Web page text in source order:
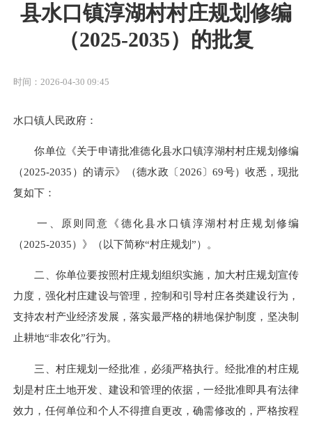
县水口镇淳湖村村庄规划修编
（2025-2035）的批复
时间：2026-04-30 09:45
水口镇人民政府：
你单位《关于申请批准德化县水口镇淳湖村村庄规划修编
（2025-2035）的请示》（德水政〔2026〕69号）收悉，现批
复如下：
一、原则同意《德化县水口镇淳湖村村庄规划修编
（2025-2035）》（以下简称“村庄规划”）。
二、你单位要按照村庄规划组织实施，加大村庄规划宣传
力度，强化村庄建设与管理，控制和引导村庄各类建设行为，
支持农村产业经济发展，落实最严格的耕地保护制度，坚决制
止耕地“非农化”行为。
三、村庄规划一经批准，必须严格执行。经批准的村庄规
划是村庄土地开发、建设和管理的依据，一经批准即具有法律
效力，任何单位和个人不得擅自更改，确需修改的，严格按程